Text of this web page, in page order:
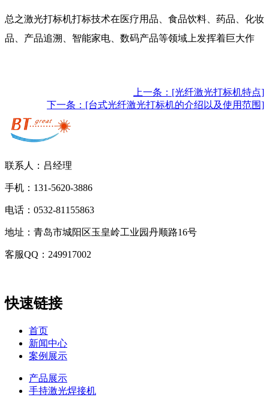
总之激光打标机打标技术在医疗用品、食品饮料、药品、化妆
品、产品追溯、智能家电、数码产品等领域上发挥着巨大作
上一条：[光纤激光打标机特点]
下一条：[台式光纤激光打标机的介绍以及使用范围]
联系人：吕经理
手机：131-5620-3886
电话：0532-81155863
地址：青岛市城阳区玉皇岭工业园丹顺路16号
客服QQ：249917002
快速链接
首页
新闻中心
案例展示
产品展示
手持激光焊接机